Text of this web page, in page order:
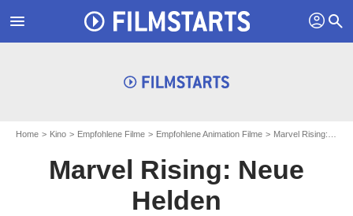
menu profil search
Home Kino Empfohlene Filme Empfohlene Animation Filme Marvel Rising: Neue Helden
Marvel Rising: Neue
Helden